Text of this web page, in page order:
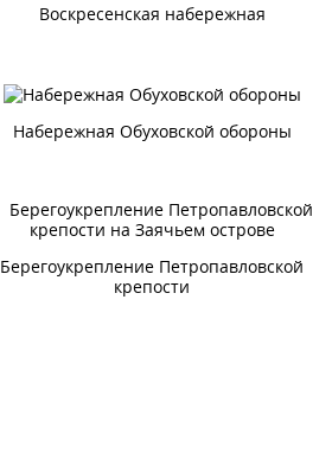
Воскресенская набережная
Набережная Обуховской обороны
Берегоукрепление Петропавловской
крепости